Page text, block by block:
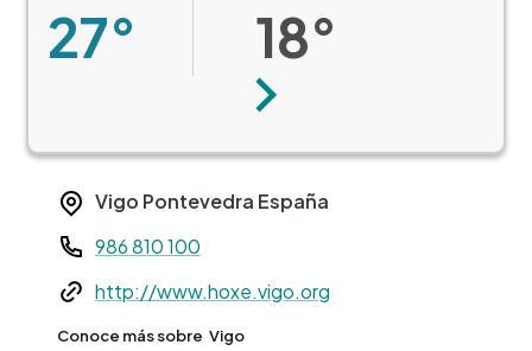
27° 18°
Siguiente
Vigo Pontevedra España
Teléfono
986 810 100
Webhttp://www.hoxe.vigo.org
Conoce más sobre Vigo